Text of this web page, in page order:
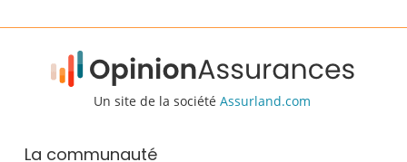
Un site de la société Assurland.com
La communauté